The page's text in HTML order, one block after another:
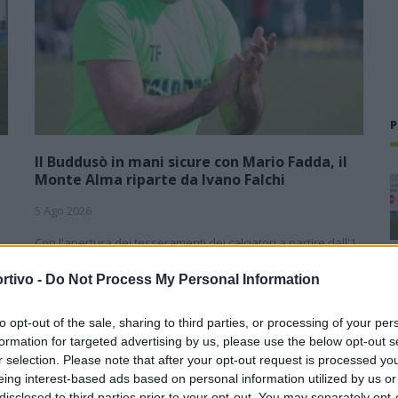
- Do Not Process My Personal Information
opt-out of the sale, sharing to third parties, or processing of your
for targeted advertising by us, please use the below opt-out
selection. Please note that after your opt-out request is processed
interest-based ads based on personal information utilized by us
Il Buddusò in mani sicure con Mario Fadda, il
Monte Alma riparte da Ivano Falchi
5 Ago 2026
Con l'apertura dei tesseramenti dei calciatori a partire dall'1
squadre di Promozione girone B arrivano anche le chiusure
Colpo dell'Uta con Pisano e arriva
anche Serra, tripletta Cus Cagliari
con Piroddi, Angiargia e Nenna
5 Ago 2026